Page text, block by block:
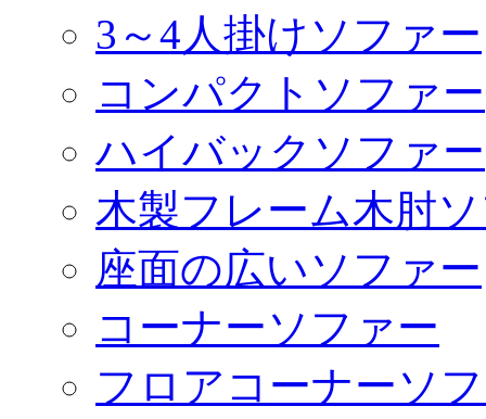
3～4人掛けソファー
コンパクトソファー
ハイバックソファー
木製フレーム木肘
座面の広いソファー
コーナーソファー
フロアコーナーソ